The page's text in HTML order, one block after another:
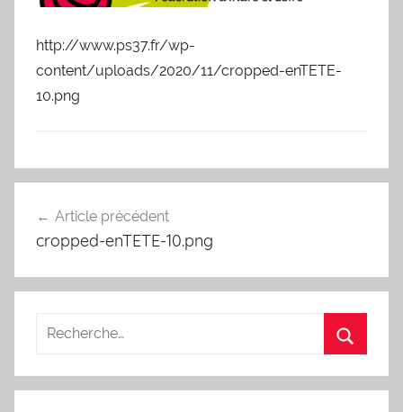
http://www.ps37.fr/wp-
content/uploads/2020/11/cropped-enTETE-
10.png
de
Article précédent
cropped-enTETE-10.png